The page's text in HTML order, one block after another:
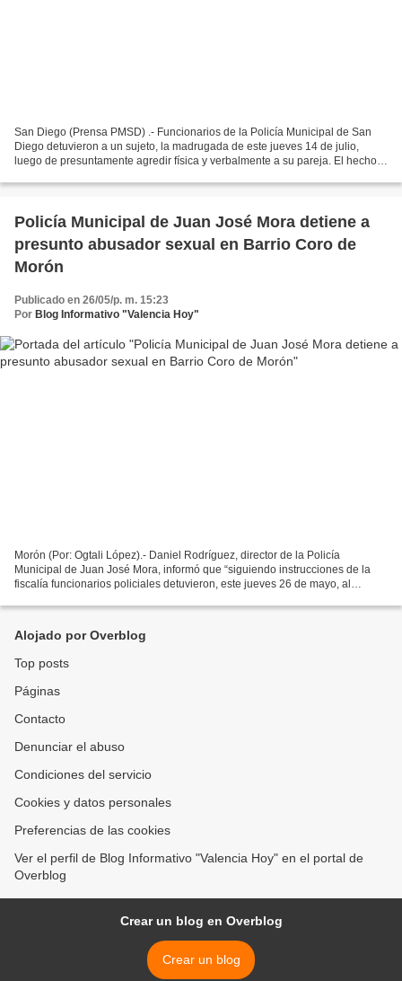
San Diego (Prensa PMSD) .- Funcionarios de la Policía Municipal de San
Diego detuvieron a un sujeto, la madrugada de este jueves 14 de julio,
luego de presuntamente agredir física y verbalmente a su pareja. El hecho
Policía Municipal de Juan José Mora detiene a
presunto abusador sexual en Barrio Coro de
Morón
Publicado en 26/05/p. m. 15:23
Por Blog Informativo "Valencia Hoy"
Morón (Por: Ogtali López).- Daniel Rodríguez, director de la Policía
Municipal de Juan José Mora, informó que “siguiendo instrucciones de la
fiscalía funcionarios policiales detuvieron, este jueves 26 de mayo, al
Alojado por Overblog
Top posts
Páginas
Contacto
Denunciar el abuso
Condiciones del servicio
Cookies y datos personales
Preferencias de las cookies
Ver el perfil de Blog Informativo "Valencia Hoy" en el portal de
Overblog
Crear un blog en Overblog
Crear un blog